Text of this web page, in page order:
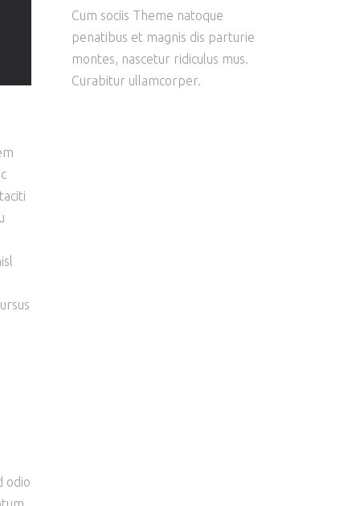
odio
Cum sociis Theme natoque
penatibus et magnis dis parturie
montes, nascetur ridiculus mus.
Curabitur ullamcorper.